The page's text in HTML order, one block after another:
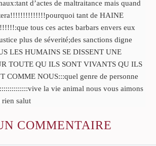
d’actes de maltraitance mais quand
tant de HAINE
tous ces actes barbars envers eux
plus de séverité;des sanctions digne
LES HUMAINS SE DISSENT UNE
TOUTE QU ILS SONT VIVANTS QU ILS
COMME NOUS:::quel genre de personne
la vie animal nous vous aimons
rien salut
COMMENTAIRE